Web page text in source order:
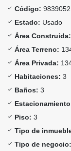
Código: 9839052
Estado: Usado
Área Construida:
Área Terreno:
Área Privada:
Habitaciones: 3
Baños: 3
Piso: 3
Tipo de
Tipo de negocio: